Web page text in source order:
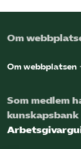
Om
Om webbplatsen
Som medlem
kunskapsbank